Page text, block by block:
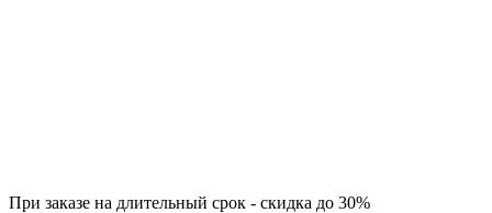
При заказе на длительный срок - скидка до 30%